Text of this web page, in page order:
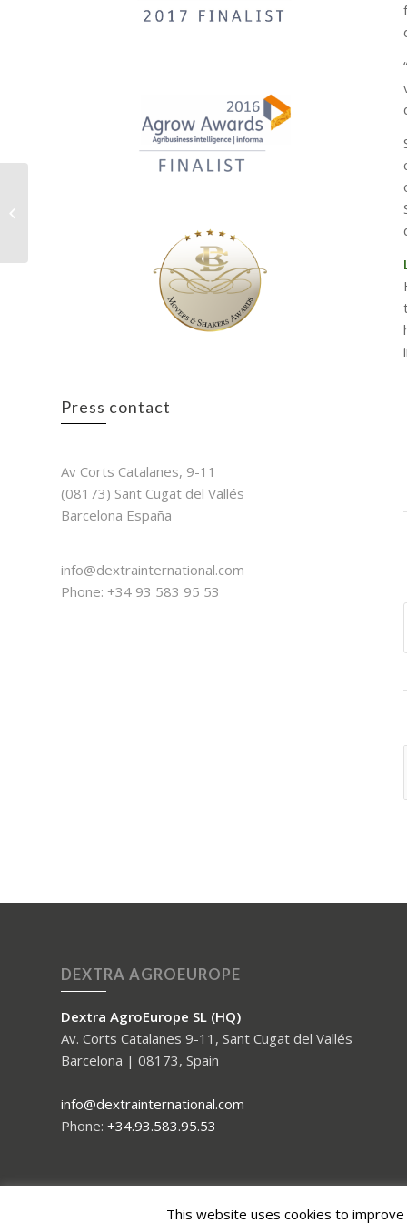
Press contact
Av Corts Catalanes, 9-11
(08173) Sant Cugat del Vallés
Barcelona España
info@dextrainternational.com
Phone: +34 93 583 95 53
DEXTRA AGROEUROPE
Dextra AgroEurope SL (HQ)
Av. Corts Catalanes 9-11, Sant Cugat del Vallés
Barcelona | 08173, Spain
info@dextrainternational.com
Phone: +34.93.583.95.53
© 2018 - Dextra International. Leading crop protection consultancy
This website uses cookies to